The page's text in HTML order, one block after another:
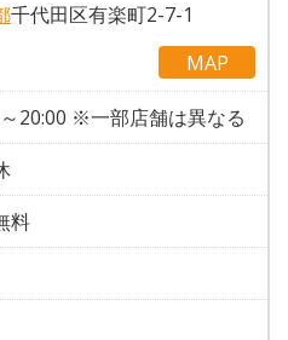
千代田区有楽町2-7-1
MAP
20:00 ※一部店舗は異なる
料